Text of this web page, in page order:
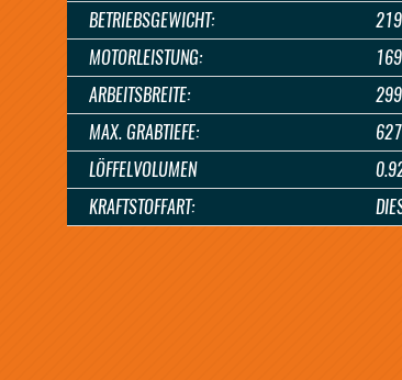
BETRIEBSGEWICHT:
MOTORLEISTUNG:
ARBEITSBREITE:
MAX. GRABTIEFE:
LÖFFELVOLUMEN
KRAFTSTOFFART: